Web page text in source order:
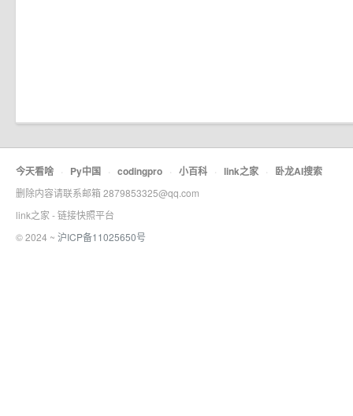
今天看啥 · Py中国 · codingpro · 小百科 · link之家 · 卧龙AI搜索
删除内容请联系邮箱 2879853325@qq.com
link之家 - 链接快照平台
© 2024 ~ 沪ICP备11025650号